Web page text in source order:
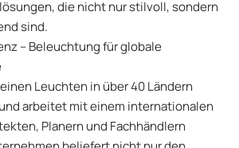
die nicht nur stilvoll, sondern
sind.
– Beleuchtung für globale
Leuchten in über 40 Ländern
arbeitet mit einem internationalen
Planern und Fachhändlern